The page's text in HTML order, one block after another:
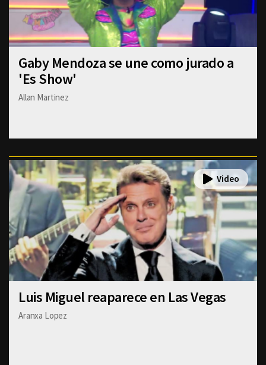
Gaby Mendoza se une como jurado a
'Es Show'
Allan Martinez
Luis Miguel reaparece en Las Vegas
Aranxa Lopez